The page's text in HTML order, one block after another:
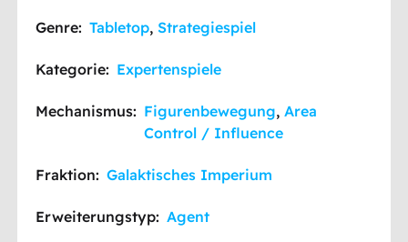
Genre: Tabletop, Strategiespiel
Kategorie: Expertenspiele
Mechanismus: Figurenbewegung,Area
Control / Influence
Fraktion: Galaktisches Imperium
Erweiterungstyp: Agent